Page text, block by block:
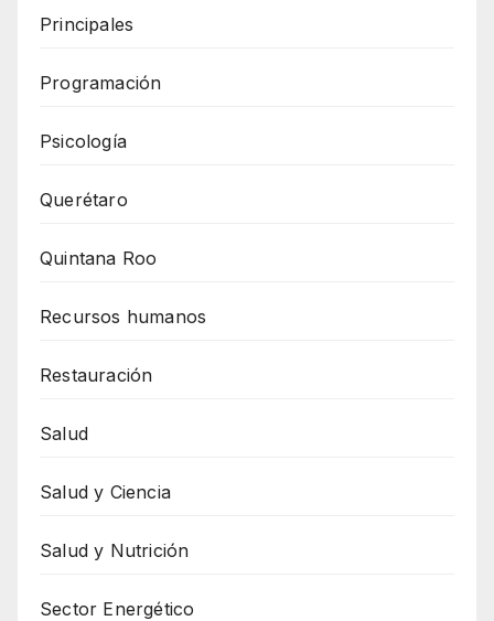
Principales
Programación
Psicología
Querétaro
Quintana Roo
Recursos humanos
Restauración
Salud
Salud y Ciencia
Salud y Nutrición
Sector Energético